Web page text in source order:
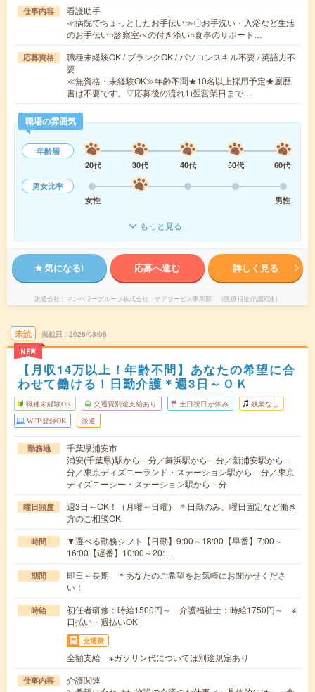
仕事内容
看護助手
≪病院でちょっとしたお手伝い≫〇お手洗い・入浴など生活
のお手伝い○診察室への付き添い○食事のサポート…
応募資格
職種未経験OK / ブランクOK / パソコンスキル不要 / 英語力不
要
≪無資格・未経験OK≫年齢不問★10名以上採用予定★履歴
書は不要です。▽応募後の流れ1)翌営業日まで…
職場の雰囲気
年齢層
20代
30代 40代 50代
60代
男女比率
女性
男性
もっと見る
気になる! 応募へ進む 詳しく見る
派遣会社 マンパワーグループ株式会社 ケアサービス事業部 （医療福祉介護関連）
未読
NEW
掲載日 2026/08/06
【月収14万以上！年齢不問】あなたの希望に合
わせて働ける！日勤介護＊週3日～ＯＫ
職種未経験OK 交通費別途支給あり 土日祝日が休み 残業なし
WEB登録OK 派遣
勤務地
千葉県浦安市
浦安(千葉県)駅から---分／舞浜駅から---分／新浦安駅から---
分／東京ディズニーランド・ステーション駅から---分／東京
ディズニーシー・ステーション駅から---分
曜日頻度
週3日～OK！（月曜～日曜） ＊日勤のみ、曜日固定など働き
方のご相談OK
時間
▼選べる勤務シフト【日勤】9:00～18:00【早番】7:00～
16:00【遅番】10:00～20:…
期間
即日～長期 ＊あなたのご希望をお気軽にお聞かせくださ
い！
時給
初任者研修：時給1500円～ 介護福祉士：時給1750円～ ※
日払い・週払いOK
交通費
全額支給 ※ガソリン代については別途規定あり
仕事内容
介護関連